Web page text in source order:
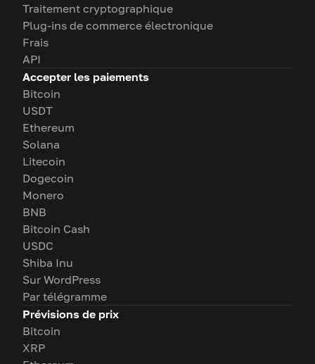
Traitement cryptographique
Plug-ins de commerce électronique
Frais
API
Accepter les paiements
Bitcoin
USDT
Ethereum
Solana
Litecoin
Dogecoin
Monero
BNB
Bitcoin Cash
USDC
Shiba Inu
Sur WordPress
Par télégramme
Prévisions de prix
Bitcoin
XRP